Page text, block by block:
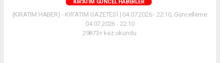
KIR'ATIM GÜNCEL HABERLER
(KIRATIM HABER) - KIR'ATIM GAZETESİ | 04.07.2026 - 22:10, Güncelleme:
04.07.2026 - 22:10
29873+ kez okundu.